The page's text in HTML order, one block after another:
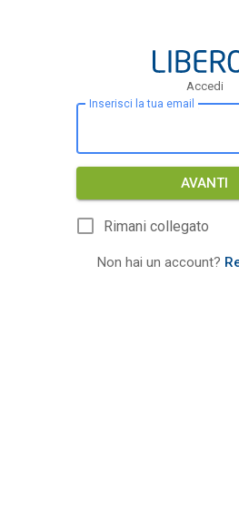
Accedi
Inserisci la tua email
AVANTI
Rimani collegato
Non hai un account?